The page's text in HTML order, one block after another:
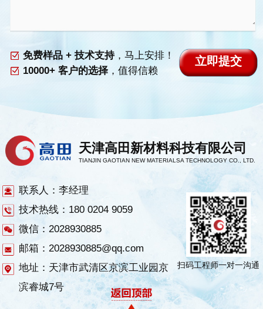
免费样品 + 技术支持，马上安排！
10000+ 客户的选择，值得信赖
天津高田新材料科技有限公司
TIANJIN GAOTIAN NEW MATERIALSA TECHNOLOGY CO., LTD.
联系人：李经理
技术热线：180 0204 9059
微信：2028930885
邮箱：2028930885@qq.com
地址：天津市武清区京滨工业园京
滨睿城7号
扫码工程师一对一沟通